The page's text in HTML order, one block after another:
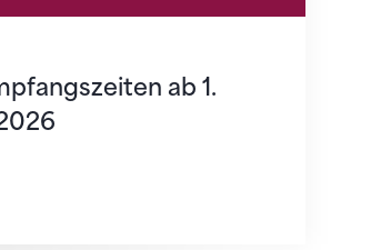
ab 1.